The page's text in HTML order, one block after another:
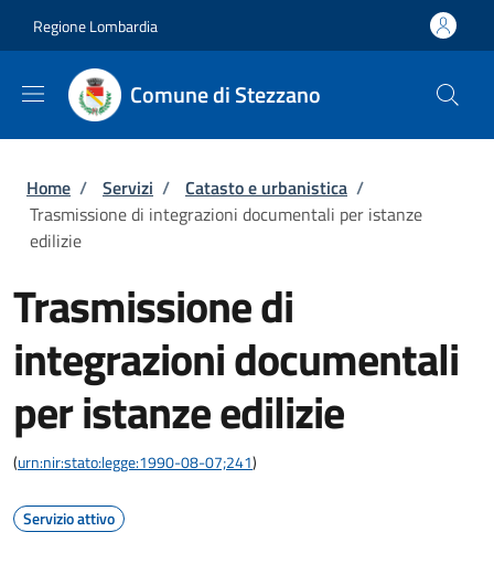
Regione Lombardia
Comune di Stezzano
Briciole di pane
Home / Servizi / Catasto e urbanistica /
Trasmissione di integrazioni documentali per istanze
edilizie
Trasmissione di
integrazioni documentali
per istanze edilizie
(urn:nir:stato:legge:1990-08-07;241)
Servizio attivo